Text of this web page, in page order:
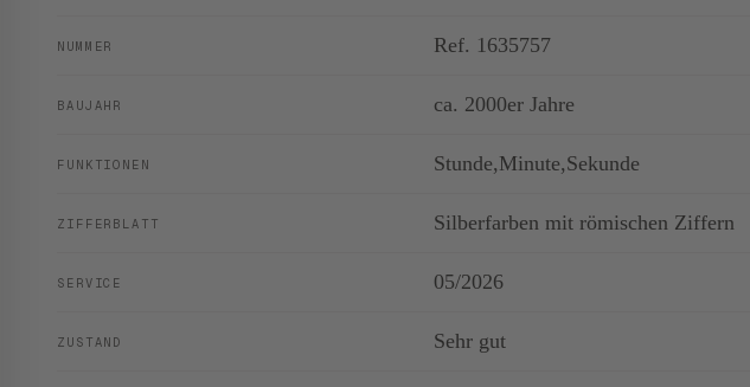
NUMMER Ref. 1635757
BAUJAHR ca. 2000er Jahre
FUNKTIONEN Stunde,Minute,Sekunde
ZIFFERBLATT Silberfarben mit römischen Ziffern
SERVICE 05/2026
ZUSTAND Sehr gut